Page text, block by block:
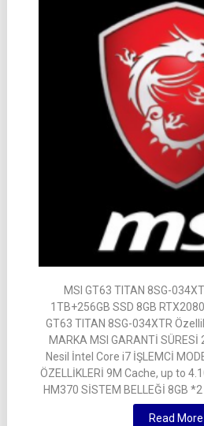
MSI GT63 TITAN 8SG-
1TB+256GB SSD 8GB
GT63 TITAN 8SG-034XTR
MARKA MSI GARANTİ SÜRESİ
Nesil İntel Core i7 İŞLEMCİ
ÖZELLİKLERİ 9M Cache, up to
HM370 SİSTEM BELLEĞİ 8GB
Read More